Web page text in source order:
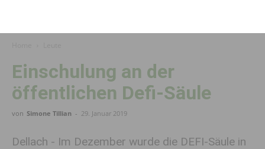
Einschulung an der
öffentlichen Defi-Säule
von Simone Tillian - 29. Januar 2019
Dellach - Im Dezember wurde die DEFI-Säule in